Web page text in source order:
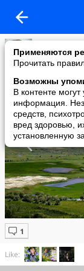
Применяются
Прочитать
Возможны
В контенте
информация.
средств,
вред здоровью,
установленную
Ласточка
added a photo
17 Nov в 16:16
Like: